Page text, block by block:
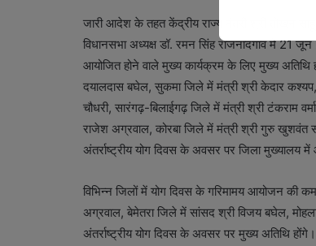
जारी आदेश के तहत केंद्रीय राज्य मंत्री श्री तोखन साहू
विधानसभा अध्यक्ष डॉ. रमन सिंह राजनांदगांव में 21
आयोजित होने वाले मुख्य कार्यक्रम के लिए मुख्य अतिथि
दयालदास बघेल, सुकमा जिले में मंत्री श्री केदार
चौधरी, सारंगढ़-बिलाईगढ़ जिले में मंत्री श्री टंकराम
राजेश अग्रवाल, कोरबा जिले में मंत्री श्री गुरु खुशवंत
अंतर्राष्ट्रीय योग दिवस के अवसर पर जिला मुख्यालय
विभिन्न जिलों में योग दिवस के गरिमामय आयोजन की
अग्रवाल, बेमेतरा जिले में सांसद श्री विजय बघेल,
अंतर्राष्ट्रीय योग दिवस के अवसर पर मुख्य अतिथि